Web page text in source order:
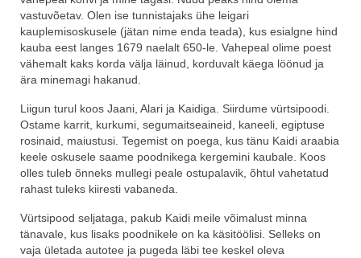
vastuvõetav. Olen ise tunnistajaks ühe leigari
kauplemisoskusele (jätan nime enda teada), kus esialgne hind
kauba eest langes 1679 naelalt 650-le. Vahepeal olime poest
vähemalt kaks korda välja läinud, korduvalt käega löönud ja
ära minemagi hakanud.
Liigun turul koos Jaani, Alari ja Kaidiga. Siirdume vürtsipoodi.
Ostame karrit, kurkumi, segumaitseaineid, kaneeli, egiptuse
rosinaid, maiustusi. Tegemist on poega, kus tänu Kaidi araabia
keele oskusele saame poodnikega kergemini kaubale. Koos
olles tuleb õnneks mullegi peale ostupalavik, õhtul vahetatud
rahast tuleks kiiresti vabaneda.
Vürtsipood seljataga, pakub Kaidi meile võimalust minna
tänavale, kus lisaks poodnikele on ka käsitöölisi. Selleks on
vaja ületada autotee ja pugeda läbi tee keskel oleva